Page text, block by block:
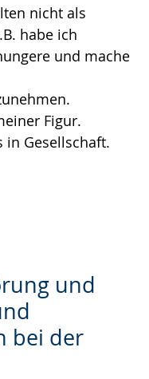
nicht als
habe ich
und mache
Figur.
in Gesellschaft.
und
bei der